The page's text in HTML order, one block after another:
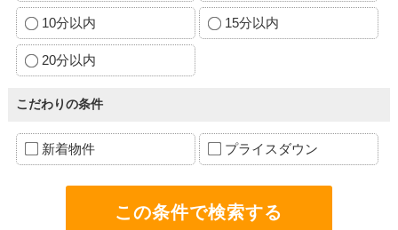
10分以内 15分以内
20分以内
こだわりの条件
新着物件 プライスダウン